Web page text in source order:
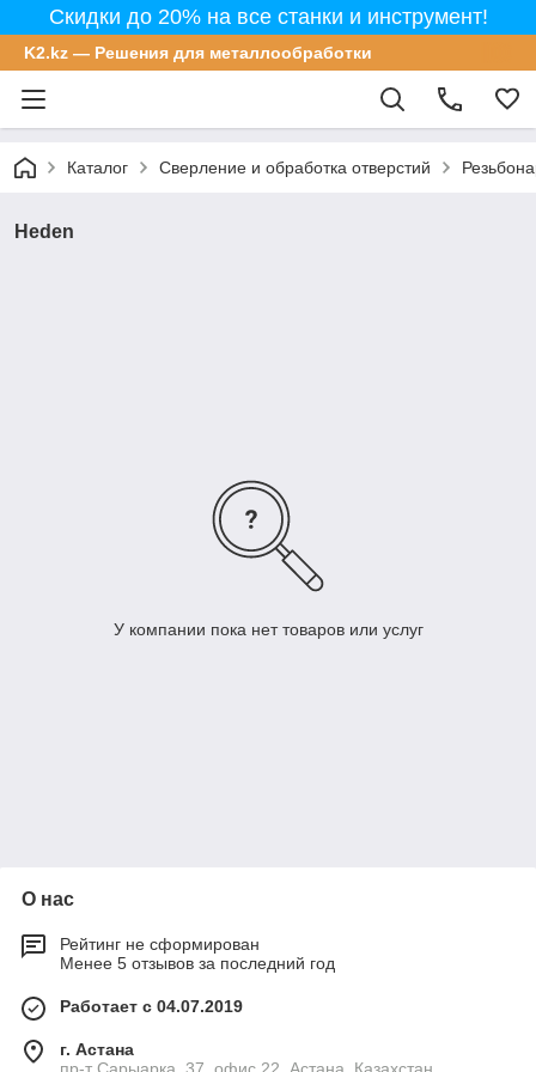
Скидки до 20% на все станки и инструмент!
K2.kz — Решения для металлообработки
Каталог Сверление и обработка отверстий
Heden
У компании пока нет товаров или услуг
О нас
Рейтинг не сформирован
Менее 5 отзывов за последний год
Работает с 04.07.2019
г. Астана